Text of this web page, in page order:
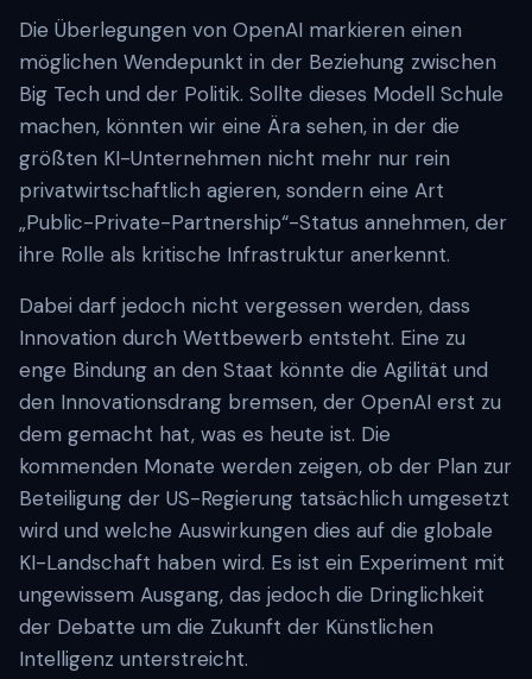
Die Überlegungen von OpenAI markieren einen
möglichen Wendepunkt in der Beziehung zwischen
Big Tech und der Politik. Sollte dieses Modell Schule
machen, könnten wir eine Ära sehen, in der die
größten KI-Unternehmen nicht mehr nur rein
privatwirtschaftlich agieren, sondern eine Art
„Public-Private-Partnership“-Status annehmen, der
ihre Rolle als kritische Infrastruktur anerkennt.
Dabei darf jedoch nicht vergessen werden, dass
Innovation durch Wettbewerb entsteht. Eine zu
enge Bindung an den Staat könnte die Agilität und
den Innovationsdrang bremsen, der OpenAI erst zu
dem gemacht hat, was es heute ist. Die
kommenden Monate werden zeigen, ob der Plan zur
Beteiligung der US-Regierung tatsächlich umgesetzt
wird und welche Auswirkungen dies auf die globale
KI-Landschaft haben wird. Es ist ein Experiment mit
ungewissem Ausgang, das jedoch die Dringlichkeit
der Debatte um die Zukunft der Künstlichen
Intelligenz unterstreicht.